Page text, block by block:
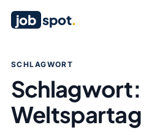
job spot.
SCHLAGWORT
Schlagwort:
Weltspartag